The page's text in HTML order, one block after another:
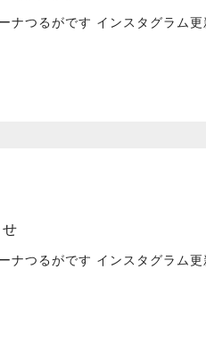
ナつるがです インスタグラム
ナつるがです インスタグラム